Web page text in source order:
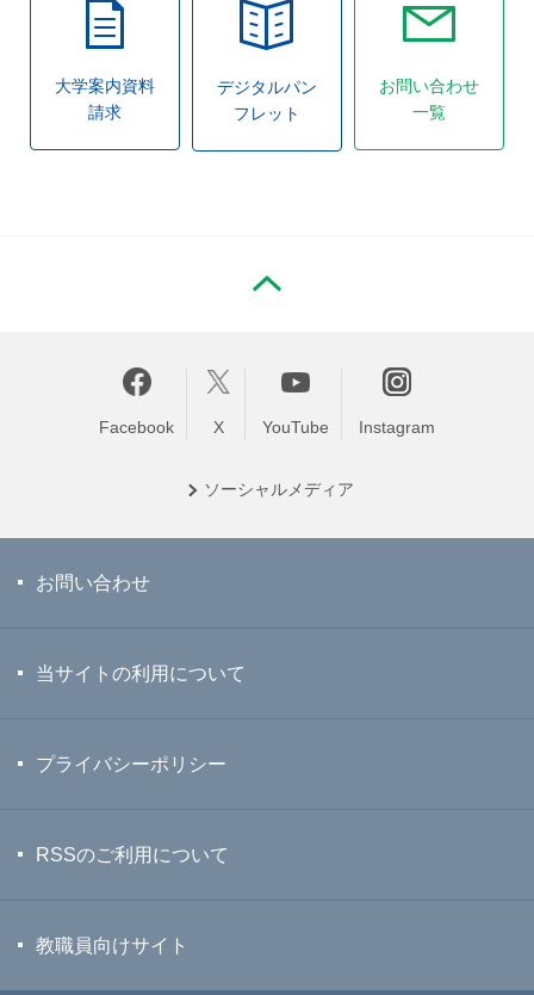
大学案内資料
請求
デジタルパン
フレット
お問い合わせ
一覧
Facebook X YouTube Instagram
ソーシャル メディア
お問い合わせ
当サイトの利用について
プライバシーポリシー
RSSのご利用について
教職員向けサイト